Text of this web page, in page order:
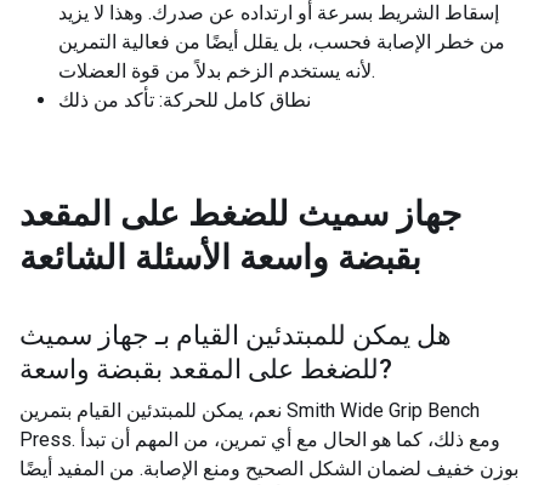
إسقاط الشريط بسرعة أو ارتداده عن صدرك. وهذا لا يزيد
من خطر الإصابة فحسب، بل يقلل أيضًا من فعالية التمرين
لأنه يستخدم الزخم بدلاً من قوة العضلات.
نطاق كامل للحركة: تأكد من ذلك
جهاز سميث للضغط على المقعد
بقبضة واسعة الأسئلة الشائعة
هل يمكن للمبتدئين القيام بـ جهاز سميث
للضغط على المقعد بقبضة واسعة?
نعم، يمكن للمبتدئين القيام بتمرين Smith Wide Grip Bench
Press. ومع ذلك، كما هو الحال مع أي تمرين، من المهم أن تبدأ
بوزن خفيف لضمان الشكل الصحيح ومنع الإصابة. من المفيد أيضًا